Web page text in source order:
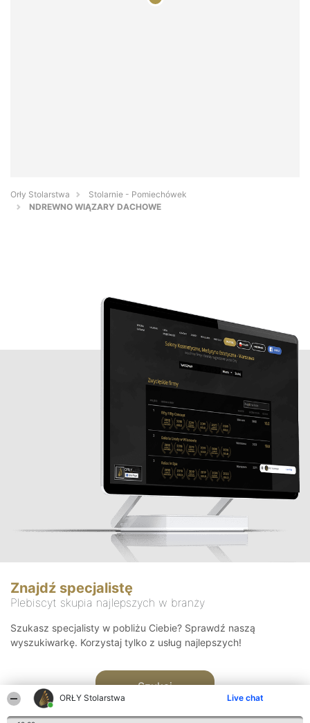
ORŁY Stolarstwa Live chat
Orły Stolarstwa
Stolarnie - Pomiechówek
NDREWNO WIĄZARY DACHOWE
Znajdź specjalistę
Plebiscyt skupia najlepszych w branży
Szukasz specjalisty w pobliżu Ciebie? Sprawdź naszą
wyszukiwarkę. Korzystaj tylko z usług najlepszych!
Szukaj